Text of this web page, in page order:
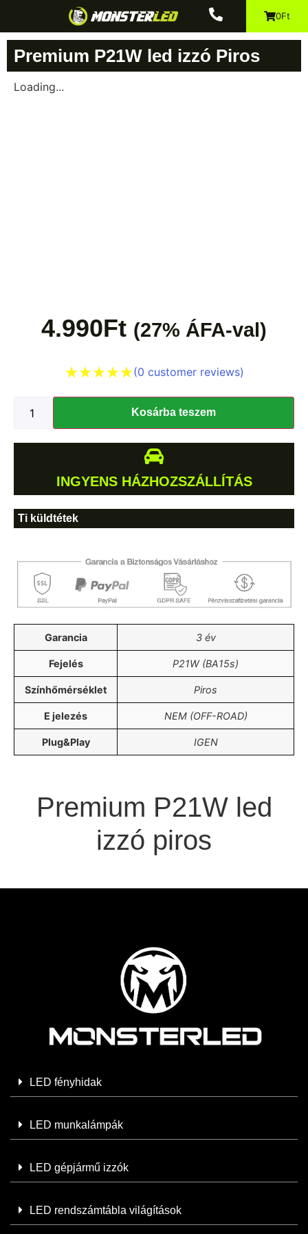
0Ft
Premium P21W led izzó Piros
Loading...
4.990Ft (27% ÁFA-val)
(0 customer reviews)
Kosárba teszem
INGYENS HÁZHOZSZÁLLÍTÁS
Ti küldtétek
Garancia 3 év
Fejelés P21W (BA15s)
Színhőmérséklet Piros
E jelezés NEM (OFF-ROAD)
Plug&Play IGEN
Premium P21W led
izzó piros
LED fényhidak
LED munkalámpák
LED gépjármű izzók
LED rendszámtábla világítások
A terméket hozzá adtad a